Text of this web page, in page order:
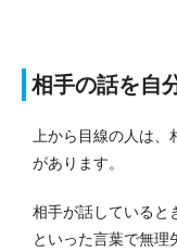
相手の話を自
上から目線の人は
があります。
相手が話していると
といった言葉で無理